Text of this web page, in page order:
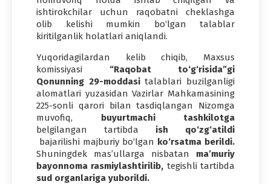
ishtirokchilar uchun raqobatni cheklashga
olib kelishi mumkin bo‘lgan talablar
kiritilganlik holatlari aniqlandi.
Yuqoridagilardan kelib chiqib, Maxsus
komissiyasi “Raqobat to‘g‘risida”gi
Qonunning 29-moddasitalablari buzilganligi
alomatlari yuzasidan Vazirlar Mahkamasining
225-sonli qarori bilan tasdiqlangan Nizomga
muvofiq, buyurtmachi tashkilotga
belgilangan tartibda ish qo‘zg‘atildi
bajarilishi majburiy bo‘lgan ko‘rsatma berildi.
Shuningdek mas’ullarga nisbatan ma’muriy
bayonnoma rasmiylashtirilib, tegishli tartibda
sud organlariga yuborildi.